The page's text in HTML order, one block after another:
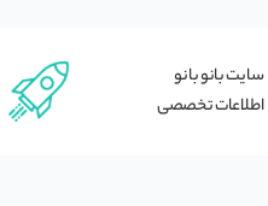
سایت بانو بانو
اطلاعات تخصصی